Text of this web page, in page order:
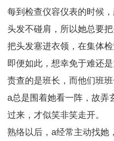
每到检查仪容仪表的时候
头发不碰肩，所以她总要
把头发塞进衣领，在集体检
即便如此，想幸免于难还
责查的是班长，而他们班班
a总是围着她看一阵，故弄
过来，才似笑非笑走开。
熟络以后，a经常主动找她